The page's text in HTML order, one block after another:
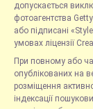
допускається
фотоагентства
або підписані
умовах ліцензії
При повному або
опублікованих на
розміщення
індексації